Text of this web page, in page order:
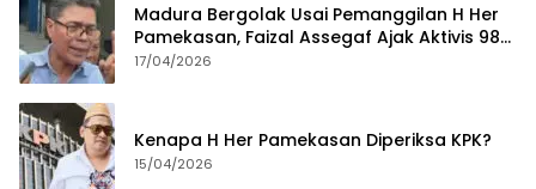
Madura Bergolak Usai Pemanggilan H Her
Pamekasan, Faizal Assegaf Ajak Aktivis 98
Bongkar Permainan KPK
17/04/2026
Kenapa H Her Pamekasan Diperiksa KPK?
15/04/2026